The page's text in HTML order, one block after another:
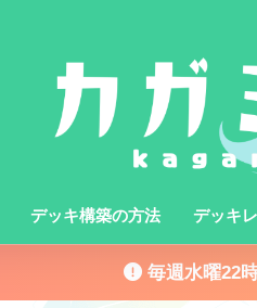
デッキ構築の方法 デッキ
毎週水曜22